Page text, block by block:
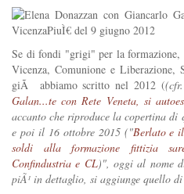
Se di fondi "grigi" per la formazione,
Vicenza, Comunione e Liberazione,
giÃ abbiamo scritto nel 2012 ((cfr.
Galan...te con Rete Veneta, si
accanto che riproduce la copertina di
e poi il 16 ottobre 2015 ("Berlato e
soldi alla formazione fittizia
Confindustria e CL)", oggi al nome
piÃ¹ in dettaglio, si aggiunge quello